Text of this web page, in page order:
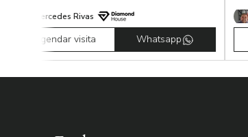
Mercedes Rivas
Agendar visita Whatsapp